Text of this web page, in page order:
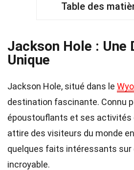
Table des
Jackson Hole : Une
Unique
Jackson Hole, situé dans le
destination fascinante. Connu
époustouflants et ses activités
attire des visiteurs du monde
quelques faits intéressants sur
incroyable.